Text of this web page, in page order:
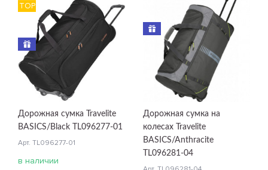
Дорожная сумка Travelite
BASICS/Black TL096277-01
Арт. TL096277-01
TOP
в наличии
Дорожная сумка на
колесах Travelite
BASICS/Anthracite
TL096281-04